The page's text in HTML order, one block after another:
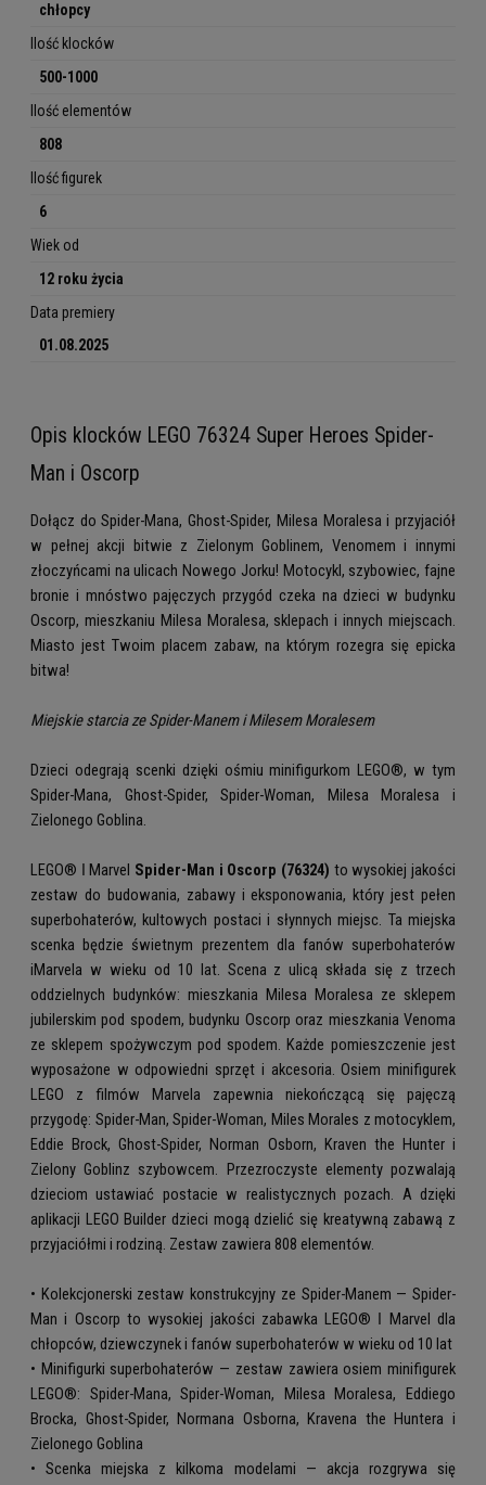
chłopcy
Ilość klocków
500-1000
Ilość elementów
808
Ilość figurek
6
Wiek od
12 roku życia
Data premiery
01.08.2025
Opis klocków LEGO 76324 Super Heroes Spider-
Man i Oscorp
Dołącz do Spider-Mana, Ghost-Spider, Milesa Moralesa i przyjaciół
w pełnej akcji bitwie z Zielonym Goblinem, Venomem i innymi
złoczyńcami na ulicach Nowego Jorku! Motocykl, szybowiec, fajne
bronie i mnóstwo pajęczych przygód czeka na dzieci w budynku
Oscorp, mieszkaniu Milesa Moralesa, sklepach i innych miejscach.
Miasto jest Twoim placem zabaw, na którym rozegra się epicka
bitwa!
Miejskie starcia ze Spider-Manem i Milesem Moralesem
Dzieci odegrają scenki dzięki ośmiu minifigurkom LEGO®, w tym
Spider-Mana, Ghost-Spider, Spider-Woman, Milesa Moralesa i
Zielonego Goblina.
LEGO® ǀ Marvel Spider-Man i Oscorp (76324) to wysokiej jakości
zestaw do budowania, zabawy i eksponowania, który jest pełen
superbohaterów, kultowych postaci i słynnych miejsc. Ta miejska
scenka będzie świetnym prezentem dla fanów superbohaterów
iMarvela w wieku od 10 lat. Scena z ulicą składa się z trzech
oddzielnych budynków: mieszkania Milesa Moralesa ze sklepem
jubilerskim pod spodem, budynku Oscorp oraz mieszkania Venoma
ze sklepem spożywczym pod spodem. Każde pomieszczenie jest
wyposażone w odpowiedni sprzęt i akcesoria. Osiem minifigurek
LEGO z filmów Marvela zapewnia niekończącą się pajęczą
przygodę: Spider-Man, Spider-Woman, Miles Morales z motocyklem,
Eddie Brock, Ghost-Spider, Norman Osborn, Kraven the Hunter i
Zielony Goblinz szybowcem. Przezroczyste elementy pozwalają
dzieciom ustawiać postacie w realistycznych pozach. A dzięki
aplikacji LEGO Builder dzieci mogą dzielić się kreatywną zabawą z
przyjaciółmi i rodziną. Zestaw zawiera 808 elementów.
• Kolekcjonerski zestaw konstrukcyjny ze Spider-Manem — Spider-
Man i Oscorp to wysokiej jakości zabawka LEGO® ǀ Marvel dla
chłopców, dziewczynek i fanów superbohaterów w wieku od 10 lat
• Minifigurki superbohaterów — zestaw zawiera osiem minifigurek
LEGO®: Spider-Mana, Spider-Woman, Milesa Moralesa, Eddiego
Brocka, Ghost-Spider, Normana Osborna, Kravena the Huntera i
Zielonego Goblina
• Scenka miejska z kilkoma modelami — akcja rozgrywa się